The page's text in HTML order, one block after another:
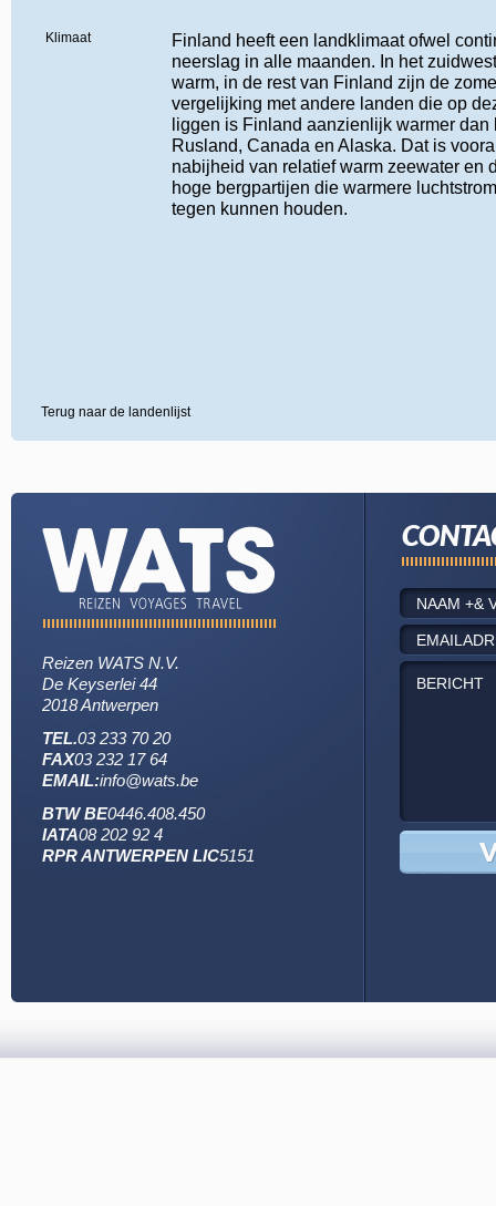
Klimaat
Finland heeft een landklimaat ofwel
neerslag in alle maanden. In het
warm, in de rest van Finland zijn de
vergelijking met andere landen die op
liggen is Finland aanzienlijk warmer
Rusland, Canada en Alaska. Dat is
nabijheid van relatief warm zeewater en
hoge bergpartijen die warmere
tegen kunnen houden.
Terug naar de landenlijst
Reizen WATS N.V.
De Keyserlei 44
2018 Antwerpen
TEL.03 233 70 20
FAX03 232 17 64
EMAIL:info@wats.be
BTW BE0446.408.450
IATA08 202 92 4
RPR ANTWERPEN LIC5151